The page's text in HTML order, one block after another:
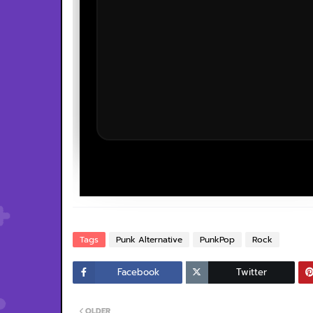
Tags Punk Alternative PunkPop Rock
Facebook Twitter